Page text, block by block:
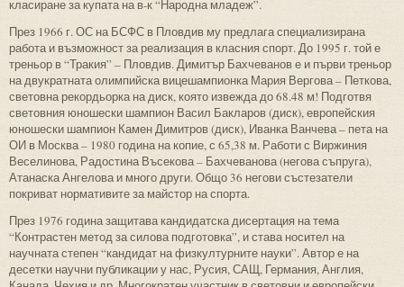
класиране за купата на в-к “Народна младеж”.
През 1966 г. ОС на БСФС в Пловдив му предлага специализирана
работа и възможност за реализация в класния спорт. До 1995 г. той е
треньор в “Тракия” – Пловдив. Димитър Бахчеванов е и първи треньор
на двукратната олимпийска вицешампионка Мария Вергова – Петкова,
световна рекордьорка на диск, която извежда до 68.48 м! Подготвя
световния юношески шампион Васил Бакларов (диск), европейския
юношески шампион Камен Димитров (диск), Иванка Ванчева – пета на
ОИ в Москва – 1980 година на копие, с 65,38 м. Работи с Виржиния
Веселинова, Радостина Въсекова – Бахчеванова (негова съпруга),
Атанаска Ангелова и много други. Общо 36 негови състезатели
покриват нормативите за майстор на спорта.
През 1976 година защитава кандидатска дисертация на тема
“Контрастен метод за силова подготовка”, и става носител на
научната степен “кандидат на физкултурните науки”. Автор е на
десетки научни публикации у нас, Русия, САЩ, Германия, Англия,